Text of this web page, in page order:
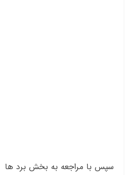
سپس با مراجعه به بخش برد ها